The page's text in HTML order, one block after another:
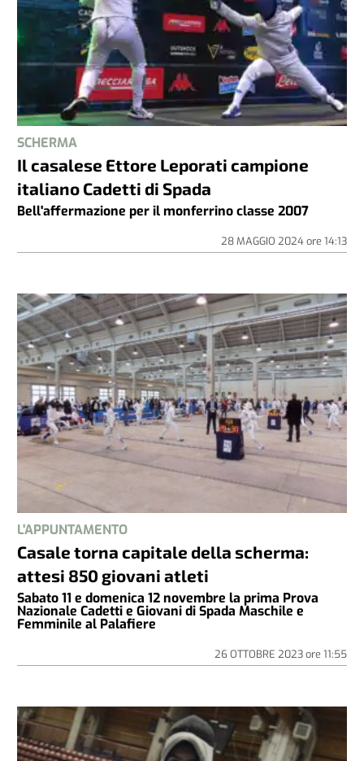
SCHERMA
Il casalese Ettore Leporati campione
italiano Cadetti di Spada
Bell'affermazione per il monferrino classe 2007
28 MAGGIO 2024ore 14:13
L'APPUNTAMENTO
Casale torna capitale della scherma:
attesi 850 giovani atleti
Sabato 11 e domenica 12 novembre la prima Prova
Nazionale Cadetti e Giovani di Spada Maschile e
Femminile al Palafiere
26 OTTOBRE 2023ore 11:55